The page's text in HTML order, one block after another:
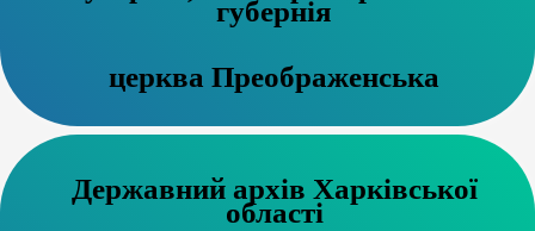
губернія
церква Преображенська
Державний архів Харківської
області